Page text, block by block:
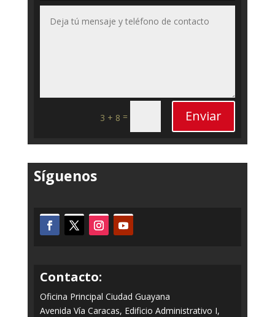
3 + 8 = Enviar
Síguenos
Contacto:
Oficina Principal Ciudad Guayana
Avenida Vía Caracas, Edificio Administrativo I,